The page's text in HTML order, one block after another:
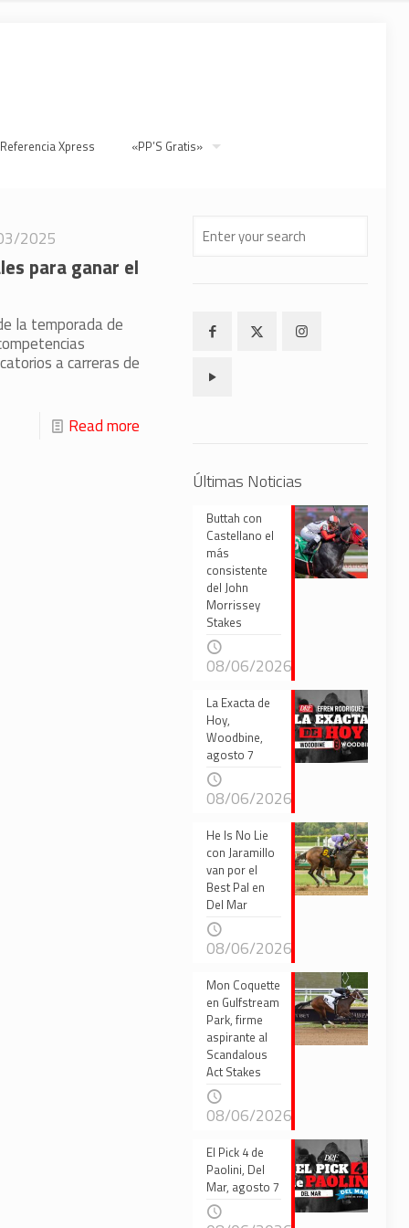
Xpress «PP’S Gratis»
2025
para ganar el
la temporada de
a carreras de
Read more
Últimas Noticias
Buttah con
Castellano el
más
consistente
del John
Morrissey
Stakes
08/06/2026
La Exacta de
Hoy,
Woodbine,
agosto 7
08/06/2026
He Is No Lie
con Jaramillo
van por el
Best Pal en
Del Mar
08/06/2026
Mon Coquette
en Gulfstream
Park, firme
aspirante al
Scandalous
Act Stakes
08/06/2026
El Pick 4 de
Paolini, Del
Mar, agosto 7